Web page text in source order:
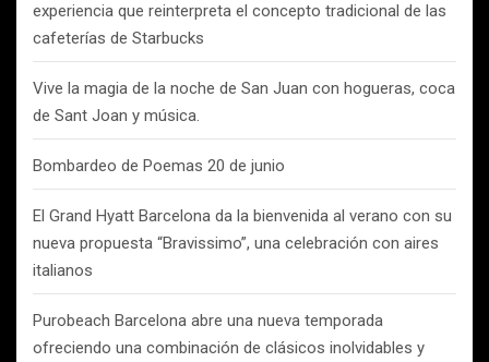
experiencia que reinterpreta el concepto tradicional de las
cafeterías de Starbucks
Vive la magia de la noche de San Juan con hogueras, coca
de Sant Joan y música.
Bombardeo de Poemas 20 de junio
El Grand Hyatt Barcelona da la bienvenida al verano con su
nueva propuesta “Bravissimo”, una celebración con aires
italianos
Purobeach Barcelona abre una nueva temporada
ofreciendo una combinación de clásicos inolvidables y